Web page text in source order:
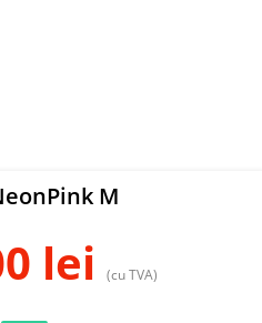
M
lei (cu TVA)